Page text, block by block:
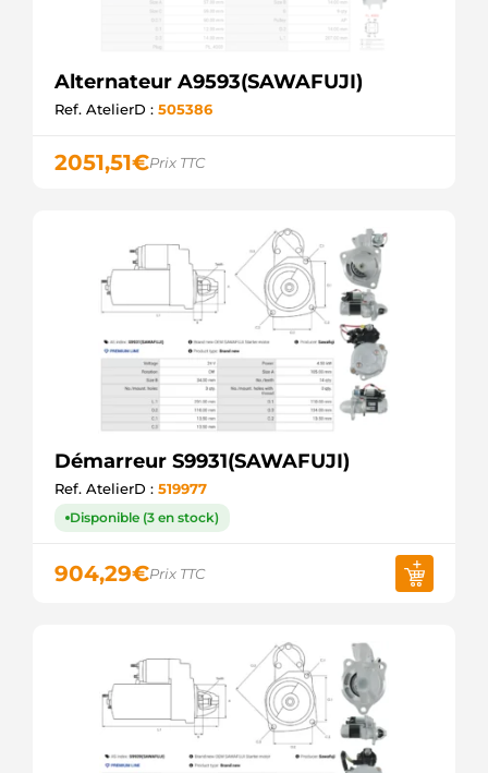
Alternateur A9593(SAWAFUJI)
Ref. AtelierD : 505386
2051,51€Prix TTC
Démarreur S9931(SAWAFUJI)
Ref. AtelierD : 519977
Disponible (3 en stock)
904,29€Prix TTC